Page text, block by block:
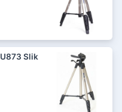
U873 Slik